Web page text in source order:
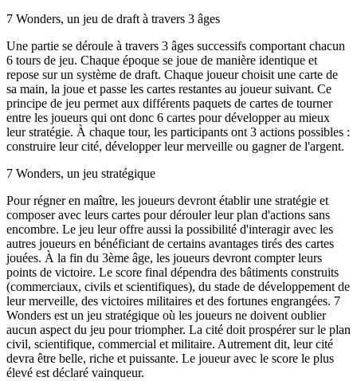
7 Wonders, un jeu de draft à travers 3 âges
Une partie se déroule à travers 3 âges successifs comportant chacun
6 tours de jeu. Chaque époque se joue de manière identique et
repose sur un système de draft. Chaque joueur choisit une carte de
sa main, la joue et passe les cartes restantes au joueur suivant. Ce
principe de jeu permet aux différents paquets de cartes de tourner
entre les joueurs qui ont donc 6 cartes pour développer au mieux
leur stratégie. À chaque tour, les participants ont 3 actions possibles :
construire leur cité, développer leur merveille ou gagner de l'argent.
7 Wonders, un jeu stratégique
Pour régner en maître, les joueurs devront établir une stratégie et
composer avec leurs cartes pour dérouler leur plan d'actions sans
encombre. Le jeu leur offre aussi la possibilité d'interagir avec les
autres joueurs en bénéficiant de certains avantages tirés des cartes
jouées. À la fin du 3ème âge, les joueurs devront compter leurs
points de victoire. Le score final dépendra des bâtiments construits
(commerciaux, civils et scientifiques), du stade de développement de
leur merveille, des victoires militaires et des fortunes engrangées. 7
Wonders est un jeu stratégique où les joueurs ne doivent oublier
aucun aspect du jeu pour triompher. La cité doit prospérer sur le plan
civil, scientifique, commercial et militaire. Autrement dit, leur cité
devra être belle, riche et puissante. Le joueur avec le score le plus
élevé est déclaré vainqueur.